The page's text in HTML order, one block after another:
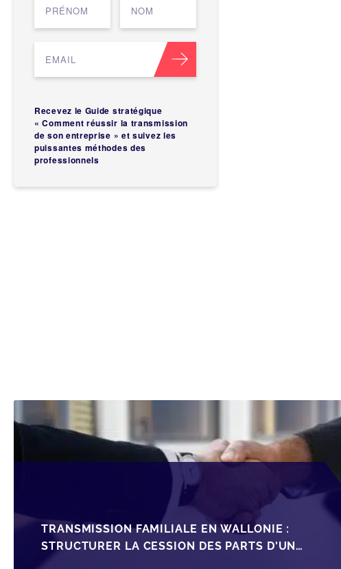
Recevez le Guide stratégique
« Comment réussir la transmission
de son entreprise » et suivez les
puissantes méthodes des
professionnels
TRANSMISSION FAMILIALE EN WALLONIE :
STRUCTURER LA CESSION DES PARTS D'UNE
SRL